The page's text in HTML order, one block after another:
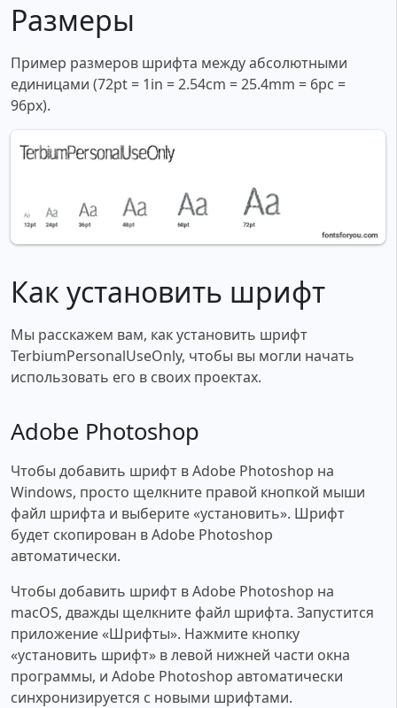
Размеры
Пример размеров шрифта между абсолютными
единицами (72pt = 1in = 2.54cm = 25.4mm = 6pc =
96px).
Как установить шрифт
Мы расскажем вам, как установить шрифт
TerbiumPersonalUseOnly, чтобы вы могли начать
использовать его в своих проектах.
Adobe Photoshop
Чтобы добавить шрифт в Adobe Photoshop на
Windows, просто щелкните правой кнопкой мыши
файл шрифта и выберите «установить». Шрифт
будет скопирован в Adobe Photoshop
автоматически.
Чтобы добавить шрифт в Adobe Photoshop на
macOS, дважды щелкните файл шрифта. Запустится
приложение «Шрифты». Нажмите кнопку
«установить шрифт» в левой нижней части окна
программы, и Adobe Photoshop автоматически
синхронизируется с новыми шрифтами.